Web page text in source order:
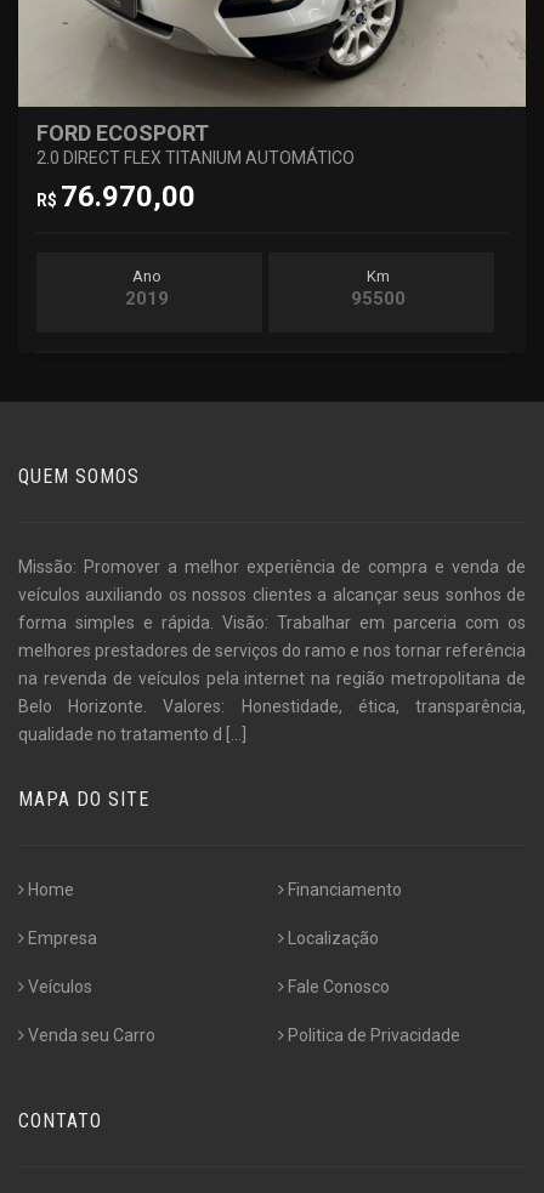
FORD ECOSPORT
2.0 DIRECT FLEX TITANIUM AUTOMÁTICO
R$ 76.970,00
Ano
2019
Km
95500
QUEM SOMOS
Missão: Promover a melhor experiência de compra e venda de
veículos auxiliando os nossos clientes a alcançar seus sonhos de
forma simples e rápida. Visão: Trabalhar em parceria com os
melhores prestadores de serviços do ramo e nos tornar referência
na revenda de veículos pela internet na região metropolitana de
Belo Horizonte. Valores: Honestidade, ética, transparência,
qualidade no tratamento d [...]
MAPA DO SITE
Home
Empresa
Veículos
Venda seu Carro
Financiamento
Localização
Fale Conosco
Politica de Privacidade
CONTATO